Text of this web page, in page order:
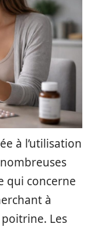
à l’utilisation
qui concerne
à
Les